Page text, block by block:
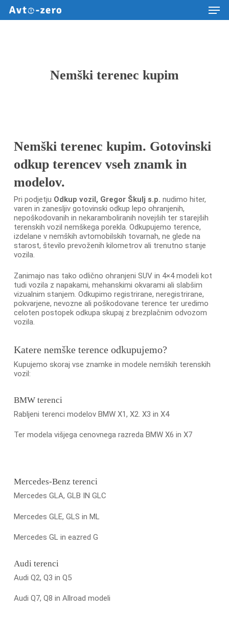
Skip
main
Nemški terenec kupim
Nemški terenec kupim. Gotovinski
odkup terencev vseh znamk in
modelov.
Pri podjetju Odkup vozil, Gregor Škulj s.p. nudimo hiter,
varen in zanesljiv gotovinski odkup lepo ohranjenih,
nepoškodovanih in nekaramboliranih novejših ter starejših
terenskih vozil nemškega porekla. Odkupujemo terence,
izdelane v nemških avtomobilskih tovarnah, ne glede na
starost, število prevoženih kilometrov ali trenutno stanje
vozila.
Zanimajo nas tako odlično ohranjeni SUV in 4×4 modeli kot
tudi vozila z napakami, mehanskimi okvarami ali slabšim
vizualnim stanjem. Odkupimo registrirane, neregistrirane,
pokvarjene, nevozne ali poškodovane terence ter uredimo
celoten postopek odkupa skupaj z brezplačnim odvozom
vozila.
Katere nemške terence odkupujemo?
Kupujemo skoraj vse znamke in modele nemških terenskih
vozil:
BMW terenci
Rabljeni terenci modelov BMW X1, X2. X3 in X4
Ter modela višjega cenovnega razreda BMW X6 in X7
Mercedes-Benz terenci
Mercedes GLA, GLB IN GLC
Mercedes GLE, GLS in ML
Mercedes GL in eazred G
Audi terenci
Audi Q2, Q3 in Q5
Audi Q7, Q8 in Allroad modeli